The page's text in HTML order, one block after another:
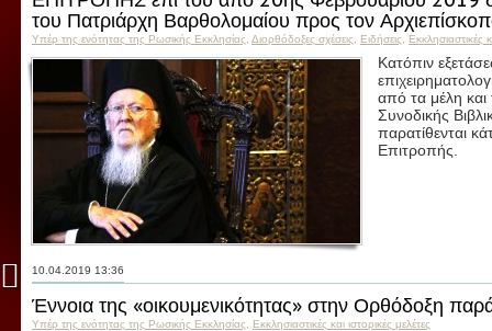
του Πατριάρχη Βαρθολομαίου προς τον
Υπέρ της ενότητας της Ρωσικής Εκκλησίας Διορθόδοξες σχέσεις Ειδήσεις Εκκλησιαστικές
Κατόπιν
από τα μέλη και
Συνοδικής
παρατίθενται
Επιτροπής.
10.04.2019 13:36
Έννοια της «οικουμενικότητας» στην Ορθόδοξη
Υπέρ της ενότητας της Ρωσικής Εκκλησίας Εκκλησιαστικές και ιστορικές μελέτες